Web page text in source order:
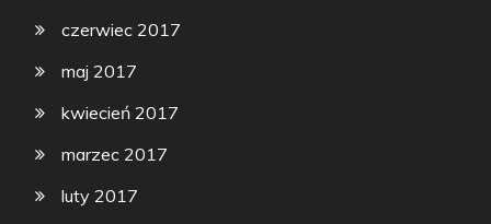
czerwiec 2017
maj 2017
kwiecień 2017
marzec 2017
luty 2017